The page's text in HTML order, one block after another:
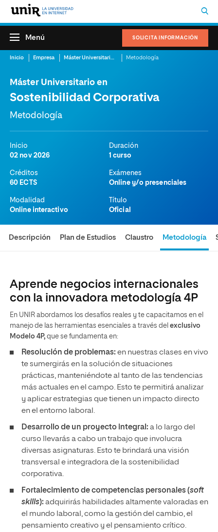
SOLICITA INFORMACIÓN
Menú
Inicio Empresa Máster Universitario en Sostenibilidad Corporativa Metodología
Máster Universitario en
Sostenibilidad Corporativa
Metodología
Inicio
02 nov 2026
Duración
1 curso
Créditos
60 ECTS
Exámenes
Online y/o presenciales
Modalidad
Online interactivo
Título
Oficial
Descripción Plan de Estudios Claustro Metodología
Aprende negocios internacionales
con la innovadora metodología 4P
En UNIR abordamos los desafíos reales y te capacitamos en el
manejo de las herramientas esenciales a través del exclusivo
Modelo 4P, que se fundamenta en:
Resolución de problemas: en nuestras clases en vivo
te sumergirás en la solución de situaciones
prácticas, manteniéndote al tanto de las tendencias
más actuales en el campo. Esto te permitirá analizar
y aplicar estrategias que tienen un impacto directo
en el entorno laboral.
Desarrollo de un proyecto integral: a lo largo del
curso llevarás a cabo un trabajo que involucra
diversas asignaturas. Esto te brindará una visión
transversal e integradora de la sostenibilidad
corporativa.
Fortalecimiento de competencias personales (soft
skills): adquirirás habilidades altamente valoradas en
el mundo laboral, como la gestión del cambio, el
pensamiento creativo y el pensamiento crítico.